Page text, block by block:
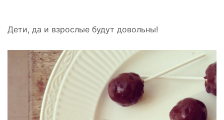
Дети, да и взрослые будут довольны!